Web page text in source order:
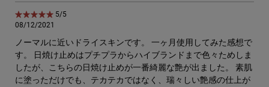
5星中5。
5/5
08/12/2021
ノーマルに近いドライスキンです。 一ヶ月使用してみた感想で
す。 日焼け止めはプチプラからハイブランドまで色々ためしま
したが、こちらの日焼け止めが一番綺麗な艶が出ました。 素肌
に塗っただけでも、テカテカではなく、瑞々しい艶感の仕上が